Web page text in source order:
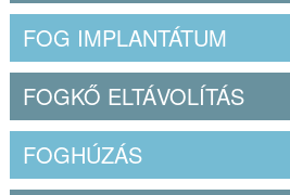
FOG IMPLANTÁTUM
FOGKŐ ELTÁVOLÍTÁS
FOGHÚZÁS